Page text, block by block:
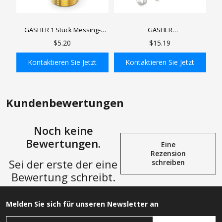
GASHER 1 Stück Messing-
Verschraubung, NPT-
Innengewinde
$5.20
Kontaktieren Sie Jetzt
GASHER
Poolschlauchverbinder, Ventil
1-1/2" Schlauchadapter für
Filterpumpen
$15.19
Kontaktieren Sie Jetzt
Kundenbewertungen
Noch keine
Bewertungen.
Sei der erste der eine
Bewertung schreibt.
Eine
Rezension
schreiben
Melden Sie sich für unseren Newsletter an